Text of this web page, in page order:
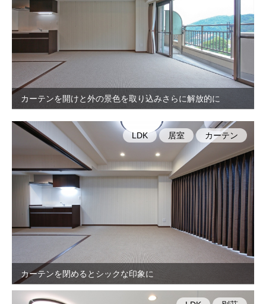
カーテンを開けと外の景色を取り込みさらに解放的に
カーテンを閉めるとシックな印象に
LDK 居室 カーテン